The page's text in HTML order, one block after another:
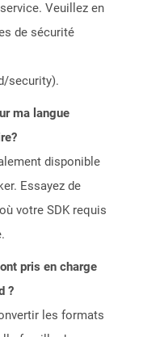
Veuillez en
de sécurité
security).
ma langue
disponible
Essayez de
votre SDK requis
pris en charge
?
les formats